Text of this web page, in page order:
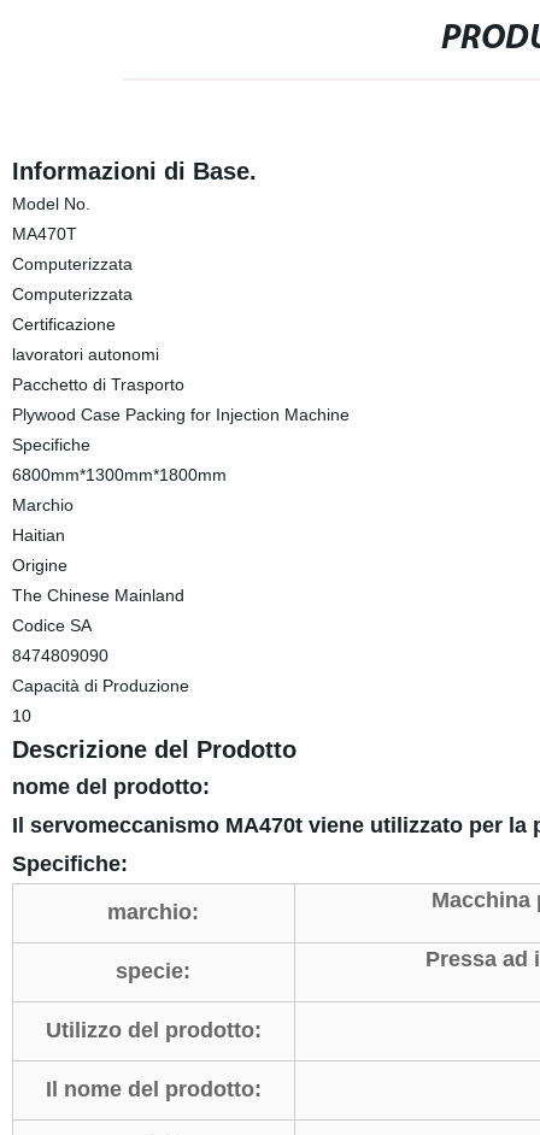
Informazioni di Base.
Model No.
MA470T
Computerizzata
Computerizzata
Certificazione
lavoratori autonomi
Pacchetto di Trasporto
Plywood Case Packing for Injection Machine
Specifiche
6800mm*1300mm*1800mm
Marchio
Haitian
Origine
The Chinese Mainland
Codice SA
8474809090
Capacità di Produzione
10
Descrizione del Prodotto
nome del prodotto:
Il servomeccanismo MA470t viene utilizzato per la
Specifiche:
marchio:
Macchina
specie: Pressa ad
Utilizzo del prodotto:
Il nome del prodotto: